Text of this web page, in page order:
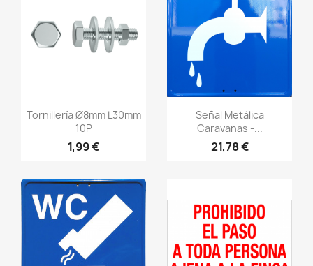
visibilityVistazo rápido
Tornillería Ø8mm L30mm
10P
1,99 €
visibilityVistazo rápido
Señal Metálica
Caravanas -...
21,78 €